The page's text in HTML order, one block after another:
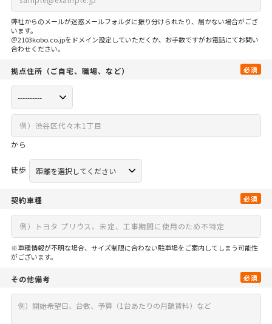
弊社からのメールが迷惑メールフォルダに振り分けられたり、届かない場合がござ
います。
＠2103kobo.co.jpをドメイン設定していただくか、お手数ですがお電話にてお問い
合わせください。
拠点住所 （ご自宅、 職場、など） 必須
から
徒歩
契約車種 必須
※車種情報が不明な場合、サイズ制限に合わない駐車場をご案内してしまう可能性
がございます。
その他備考 必須